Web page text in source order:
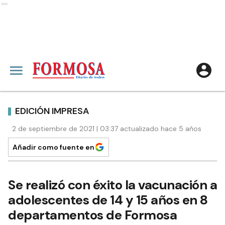
Ads
EDICIÓN IMPRESA
2 de septiembre de 2021 | 03:37 actualizado hace 5 años
Añadir como fuente en
Se realizó con éxito la vacunación a
adolescentes de 14 y 15 años en 8
departamentos de Formosa